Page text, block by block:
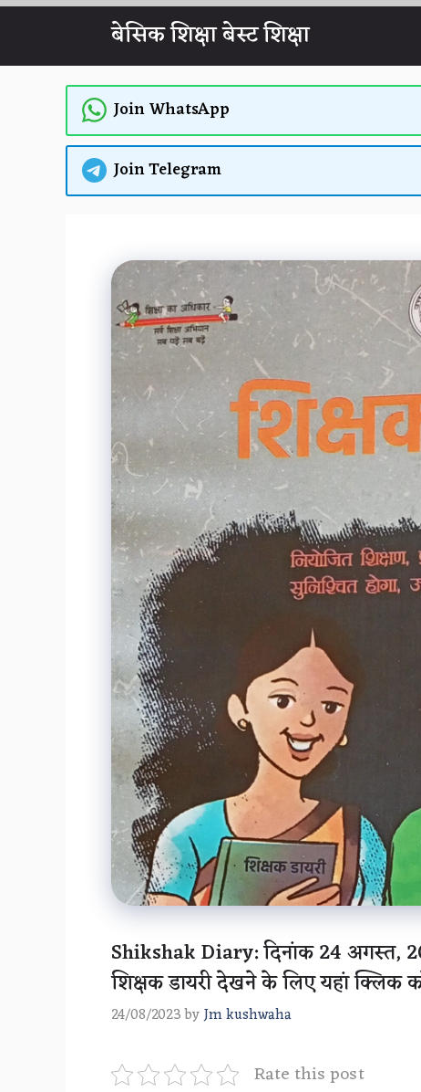
बेसिक शिक्षा बेस्ट शिक्षा
Join WhatsApp
Join Telegram
Shikshak Diary: दिनांक 24 अगस्त,
शिक्षक डायरी देखने के लिए यहां क्लिक
24/08/2023 byJm kushwaha
Rate this post